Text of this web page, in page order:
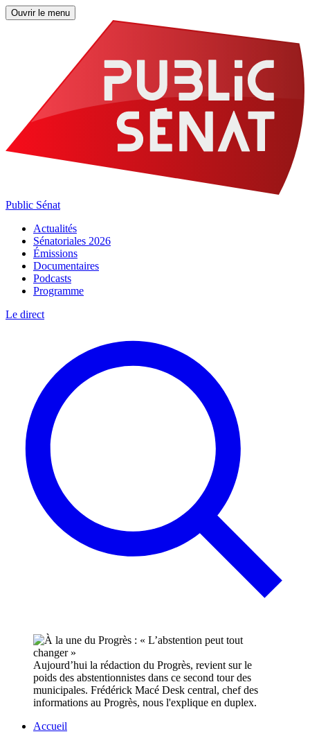
Ouvrir le menu
Public Sénat
Actualités
Sénatoriales 2026
Émissions
Documentaires
Podcasts
Programme
Le direct
Aujourd’hui la rédaction du Progrès, revient sur le
poids des abstentionnistes dans ce second tour des
municipales. Frédérick Macé Desk central, chef des
informations au Progrès, nous l'explique en duplex.
Accueil